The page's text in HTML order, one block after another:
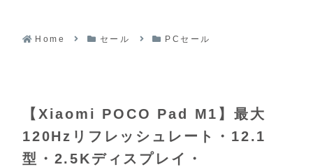
Home セール PCセール
【Xiaomi POCO Pad M1】最大
120Hzリフレッシュレート・12.1
型・2.5Kディスプレイ・